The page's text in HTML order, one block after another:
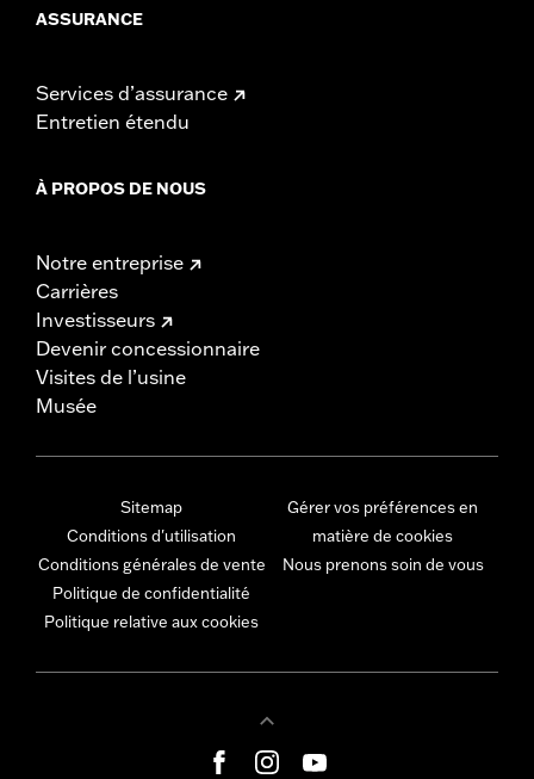
ASSURANCE
Services d’assurance
Entretien étendu
À PROPOS DE NOUS
Notre entreprise
Carrières
Investisseurs
Devenir concessionnaire
Visites de l’usine
Musée
Sitemap
Conditions d'utilisation
Conditions générales de vente
Politique de confidentialité
Politique relative aux cookies
Gérer vos préférences en
matière de cookies
Nous prenons soin de vous